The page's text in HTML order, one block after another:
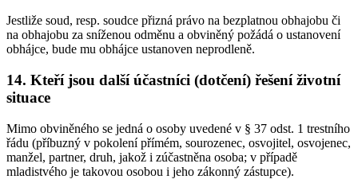
Jestliže soud, resp. soudce přizná právo na bezplatnou obhajobu či
na obhajobu za sníženou odměnu a obviněný požádá o ustanovení
obhájce, bude mu obhájce ustanoven neprodleně.
14. Kteří jsou další účastníci (dotčení) řešení životní
situace
Mimo obviněného se jedná o osoby uvedené v § 37 odst. 1 trestního
řádu (příbuzný v pokolení přímém, sourozenec, osvojitel, osvojenec,
manžel, partner, druh, jakož i zúčastněna osoba; v případě
mladistvého je takovou osobou i jeho zákonný zástupce).